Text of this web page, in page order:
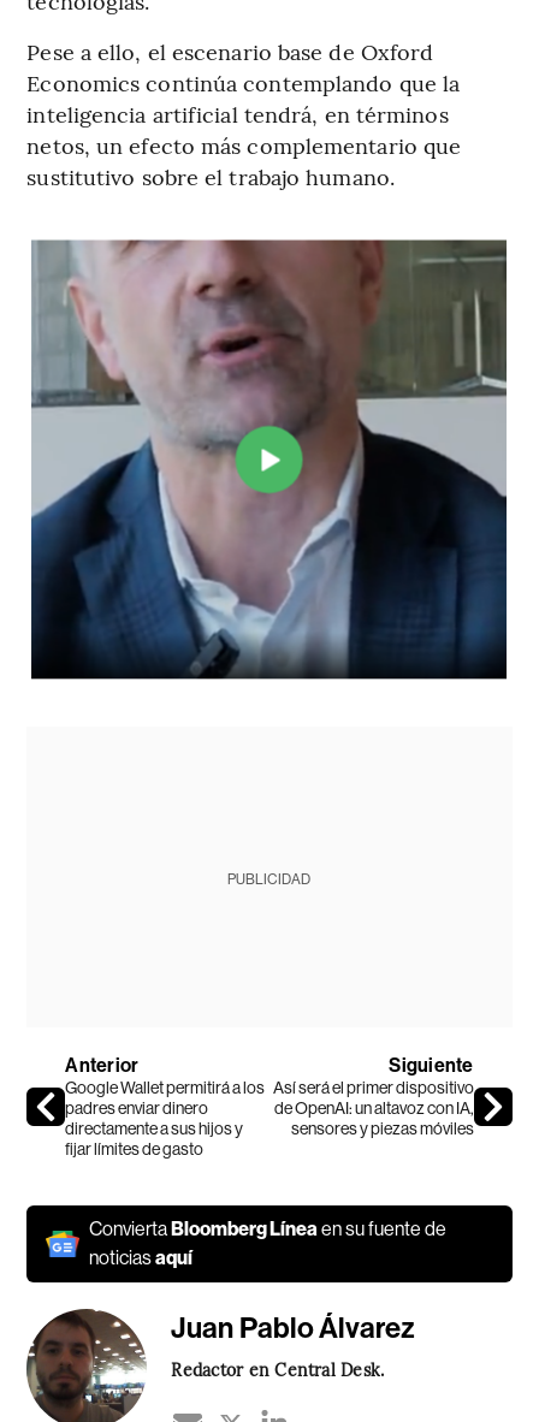
Pese a ello, el escenario base de Oxford
Economics continúa contemplando que la
inteligencia artificial tendrá, en términos
netos, un efecto más complementario que
sustitutivo sobre el trabajo humano.
PUBLICIDAD
Anterior
Google Wallet permitirá a los
padres enviar dinero
directamente a sus hijos y
fijar límites de gasto
Siguiente
Así será el primer dispositivo
de OpenAI: un altavoz con IA,
sensores y piezas móviles
ConviertaBloomberg Líneaen su fuente de
noticiasaquí
Juan Pablo Álvarez
Redactor en Central Desk.